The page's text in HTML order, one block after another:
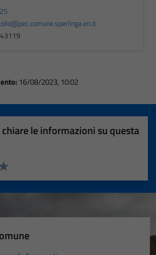
16/08/2023, 10:02
le informazioni su questa
5 stelle su 5
4 stelle su 5
su 5
su 5
5